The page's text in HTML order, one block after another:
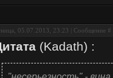
05.07.2013, 23:23 | Сообщение #
(Kadath) :